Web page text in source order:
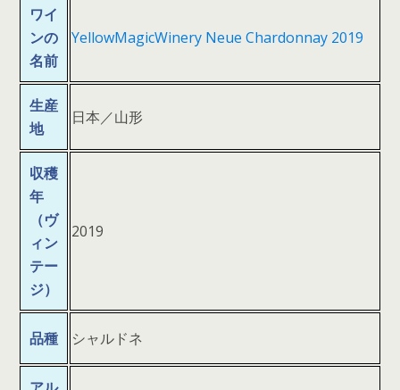
ワイ
ンの
名前
YellowMagicWinery Neue Chardonnay 2019
生産
地
日本／山形
収穫
年
（ヴ
ィン
テー
ジ）
2019
品種 シャルドネ